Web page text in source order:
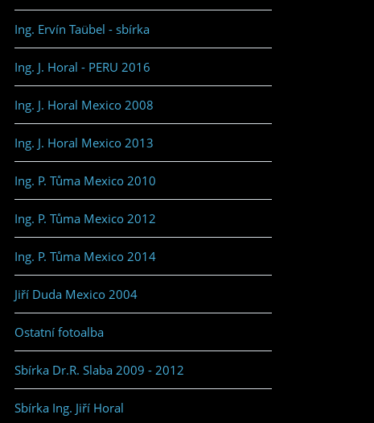
Ing. Ervín Taübel - sbírka
Ing. J. Horal - PERU 2016
Ing. J. Horal Mexico 2008
Ing. J. Horal Mexico 2013
Ing. P. Tůma Mexico 2010
Ing. P. Tůma Mexico 2012
Ing. P. Tůma Mexico 2014
Jiří Duda Mexico 2004
Ostatní fotoalba
Sbírka Dr.R. Slaba 2009 - 2012
Sbírka Ing. Jiří Horal